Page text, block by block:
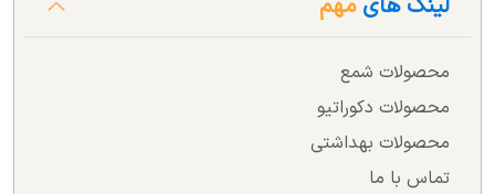
لینک هایمهم
محصولات شمع
محصولات دکوراتیو
محصولات بهداشتی
تماس با ما